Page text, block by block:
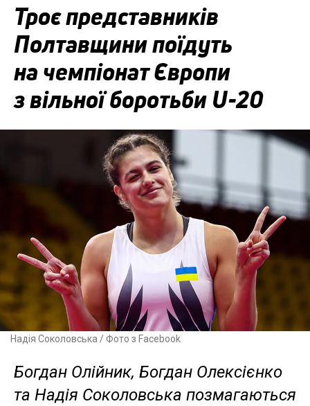
Троє представників
Полтавщини поїдуть
на чемпіонат Європи
з вільної боротьби U-20
Надія Соколовська / Фото з Facebook
Богдан Олійник, Богдан Олексієнко
та Надія Соколовська позмагаються